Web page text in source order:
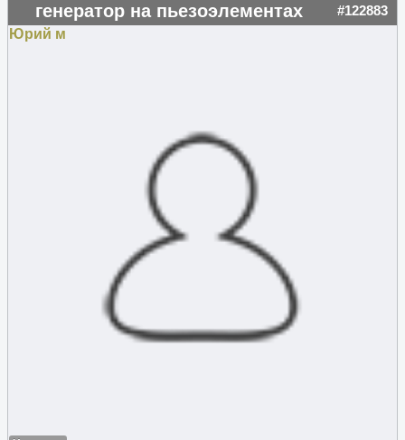
генератор на пьезоэлементах #122883
Юрий м